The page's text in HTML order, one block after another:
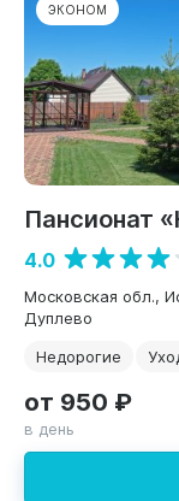
ЭКОНОМ
Пансионат
4.0
Московская обл.,
Дуплево
Недорогие
от 950 ₽
в день